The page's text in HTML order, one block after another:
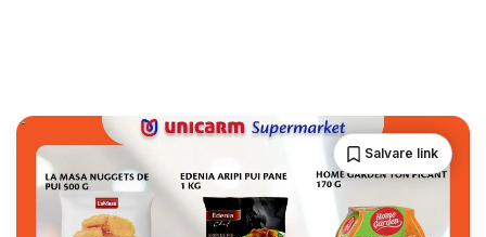
Salvare link